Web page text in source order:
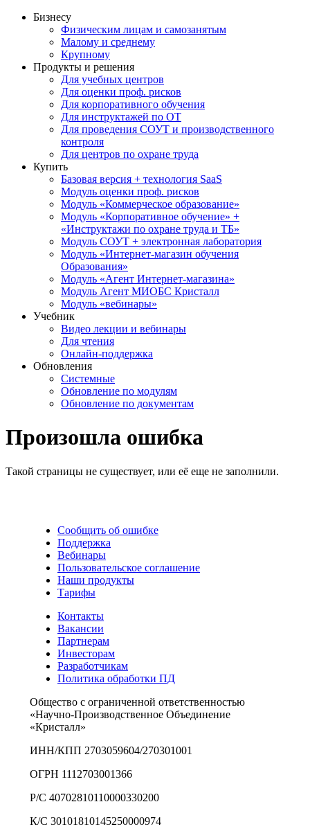
Бизнесу
Физическим лицам и самозанятым
Малому и среднему
Крупному
Продукты и решения
Для учебных центров
Для оценки проф. рисков
Для корпоративного обучения
Для инструктажей по ОТ
Для проведения СОУТ и производственного
контроля
Для центров по охране труда
Купить
Базовая версия + технология SaaS
Модуль оценки проф. рисков
Модуль «Коммерческое образование»
Модуль «Корпоративное обучение» +
«Инструктажи по охране труда и ТБ»
Модуль СОУТ + электронная лаборатория
Модуль «Интернет-магазин обучения
Образования»
Модуль «Агент Интернет-магазина»
Модуль Агент МИОБС Кристалл
Модуль «вебинары»
Учебник
Видео лекции и вебинары
Для чтения
Онлайн-поддержка
Обновления
Системные
Обновление по модулям
Обновление по документам
Произошла ошибка
Такой страницы не существует, или её еще не заполнили.
Сообщить об ошибке
Поддержка
Вебинары
Пользовательское соглашение
Наши продукты
Тарифы
Контакты
Вакансии
Партнерам
Инвесторам
Разработчикам
Политика обработки ПД
Общество с ограниченной ответственностью
«Научно-Производственное Объединение
«Кристалл»
ИНН/КПП 2703059604/270301001
ОГРН 1112703001366
Р/С 40702810110000330200
К/С 30101810145250000974